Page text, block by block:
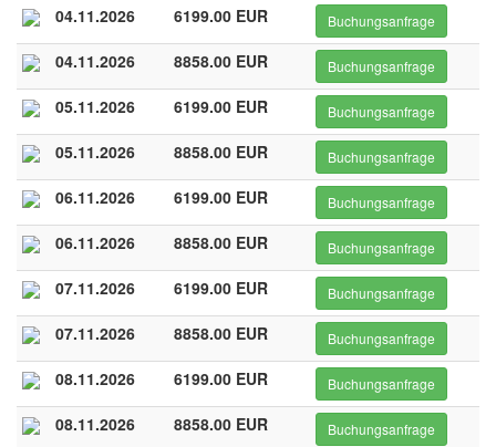
04.11.2026 6199.00 EUR Buchungsanfrage
04.11.2026 8858.00 EUR Buchungsanfrage
05.11.2026 6199.00 EUR Buchungsanfrage
05.11.2026 8858.00 EUR Buchungsanfrage
06.11.2026 6199.00 EUR Buchungsanfrage
06.11.2026 8858.00 EUR Buchungsanfrage
07.11.2026 6199.00 EUR Buchungsanfrage
07.11.2026 8858.00 EUR Buchungsanfrage
08.11.2026 6199.00 EUR Buchungsanfrage
08.11.2026 8858.00 EUR Buchungsanfrage